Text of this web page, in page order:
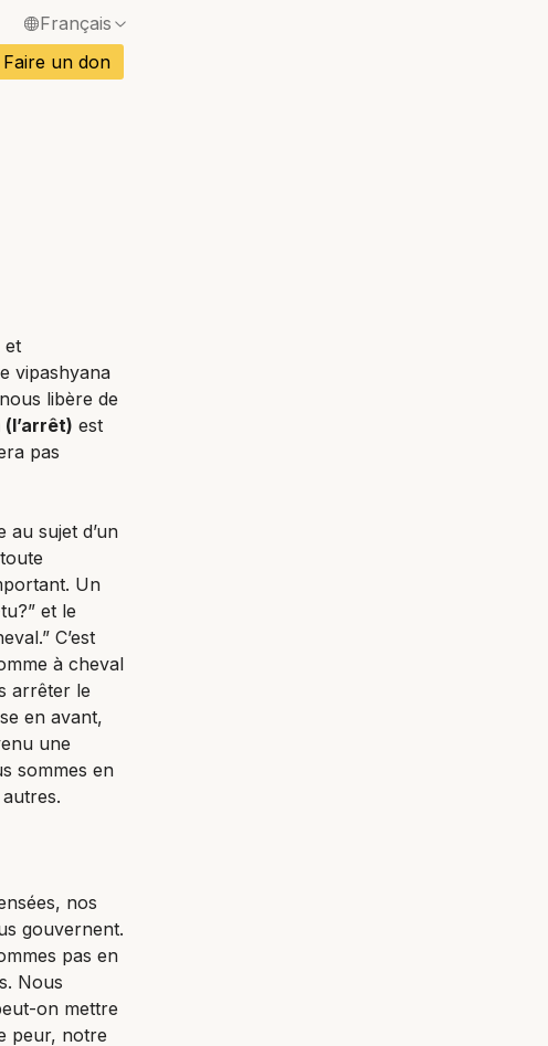
Français
Anglais
Faire un don
et
vipashyana
libère de
est
pas
sujet d’un
Un
et le
C’est
à cheval
arrêter le
en avant,
une
sommes en
nos
gouvernent.
pas en
Nous
on mettre
peur, notre